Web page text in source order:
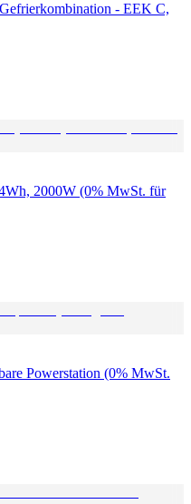
- EEK C,
2000W (0% MwSt. für
Powerstation (0% MwSt.